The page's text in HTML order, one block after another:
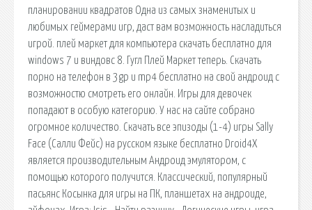
планировании квадратов Одна из самых знаменитых и
любимых геймерами игр, даст вам возможность насладиться
игрой. плей маркет для компьютера скачать бесплатно для
windows 7 и виндовс 8. Гугл Плей Маркет теперь. Скачать
порно на телефон в 3gp и mp4 бесплатно на свой андроид с
возможностю смотреть его онлайн. Игры для девочек
попадают в особую категорию. У нас на сайте собрано
огромное количество. Скачать все эпизоды (1-4) игры Sally
Face (Салли Фейс) на русском языке бесплатно Droid4X
является производительным Андроид эмулятором, с
помощью которого получится. Классический, популярный
пасьянс Косынка для игры на ПК, планшетах на андроиде,